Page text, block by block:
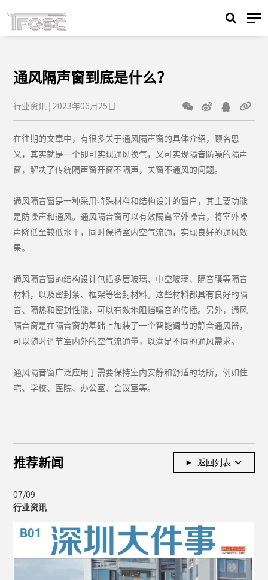
通风隔声窗到底是什么？
行业资讯 | 2023年06月25日
在往期的文章中，有很多关于通风隔声窗的具体介绍，顾名思
义，其实就是一个即可实现通风换气，又可实现隔音防噪的隔声
窗，解决了传统隔声窗开窗不隔声，关窗不通风的问题。
通风隔音窗是一种采用特殊材料和结构设计的窗户，其主要功能
是防噪声和通风。通风隔音窗可以有效隔离室外噪音，将室外噪
声降低至较低水平，同时保持室内空气流通，实现良好的通风效
果。
通风隔音窗的结构设计包括多层玻璃、中空玻璃、隔音膜等隔音
材料，以及密封条、框架等密封材料。这些材料都具有良好的隔
音、隔热和密封性能，可以有效地阻挡噪音的传播。另外，通风
隔音窗是在隔音窗的基础上加装了一个智能调节的静音通风器，
可以随时调节室内外的空气流通量，以满足不同的通风需求。
通风隔音窗广泛应用于需要保持室内安静和舒适的场所，例如住
宅、学校、医院、办公室、会议室等。
推荐新闻 返回列表
07/09
行业资讯